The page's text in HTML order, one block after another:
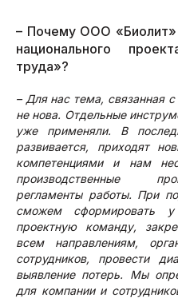
– Почему ООО «Биолит»
национального
труда»?
– Для нас тема, связанная
не нова. Отдельные
уже применяли. В
развивается, приходят
компетенциями и нам
производственные
регламенты работы. При
сможем сформировать
проектную команду,
всем направлениям,
сотрудников, провести
выявление потерь. Мы
для компании и